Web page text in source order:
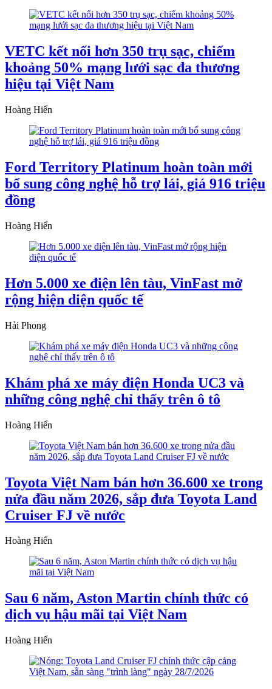
VETC kết nối hơn 350 trụ sạc, chiếm
khoảng 50% mạng lưới sạc đa thương
hiệu tại Việt Nam
Hoàng Hiển
Ford Territory Platinum hoàn toàn mới
bổ sung công nghệ hỗ trợ lái, giá 916 triệu
đồng
Hoàng Hiển
Hơn 5.000 xe điện lên tàu, VinFast mở
rộng hiện diện quốc tế
Hải Phong
Khám phá xe máy điện Honda UC3 và
những công nghệ chỉ thấy trên ô tô
Hoàng Hiển
Toyota Việt Nam bán hơn 36.600 xe trong
nửa đầu năm 2026, sắp đưa Toyota Land
Cruiser FJ về nước
Hoàng Hiển
Sau 6 năm, Aston Martin chính thức có
dịch vụ hậu mãi tại Việt Nam
Hoàng Hiển